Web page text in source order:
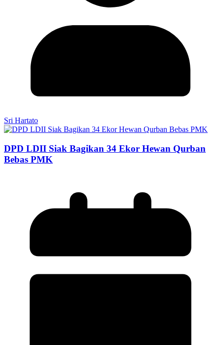
Sri Hartato
DPD LDII Siak Bagikan 34 Ekor Hewan Qurban
Bebas PMK